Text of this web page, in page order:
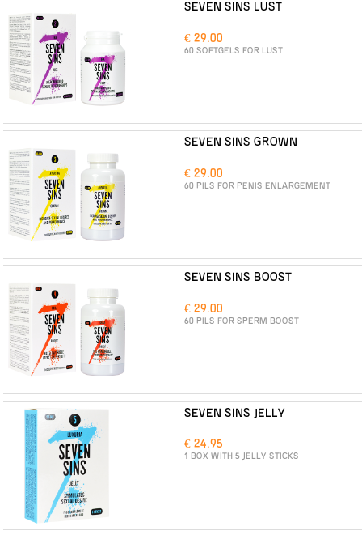
SEVEN SINS LUST
€ 29.00
60 SOFTGELS FOR LUST
SEVEN SINS GROWN
€ 29.00
60 PILS FOR PENIS ENLARGEMENT
SEVEN SINS BOOST
€ 29.00
60 PILS FOR SPERM BOOST
SEVEN SINS JELLY
€ 24.95
1 BOX WITH 5 JELLY STICKS